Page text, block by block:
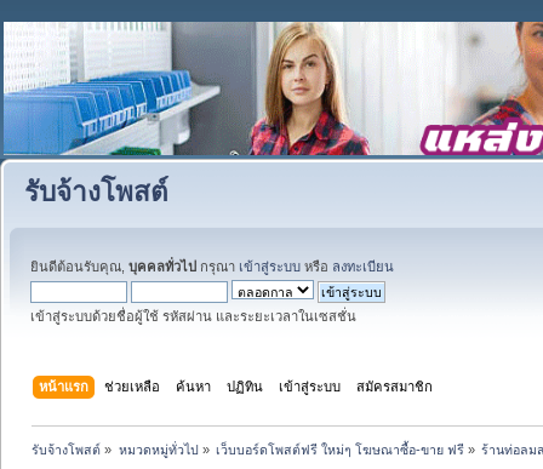
รับจ้างโพสต์
ยินดีต้อนรับคุณ, บุคคลทั่วไป กรุณา เข้าสู่ระบบ หรือ ลงทะเบียน
เข้าสู่ระบบด้วยชื่อผู้ใช้ รหัสผ่าน และระยะเวลาในเซสชั่น
หน้าแรก ช่วยเหลือ ค้นหา ปฏิทิน เข้าสู่ระบบ สมัครสมาชิก
รับจ้างโพสต์ » หมวดหมู่ทั่วไป» เว็บบอร์ดโพสต์ฟรี ใหม่ๆ โฆษณาซื้อ-ขาย ฟรี» ร้านท่อลม